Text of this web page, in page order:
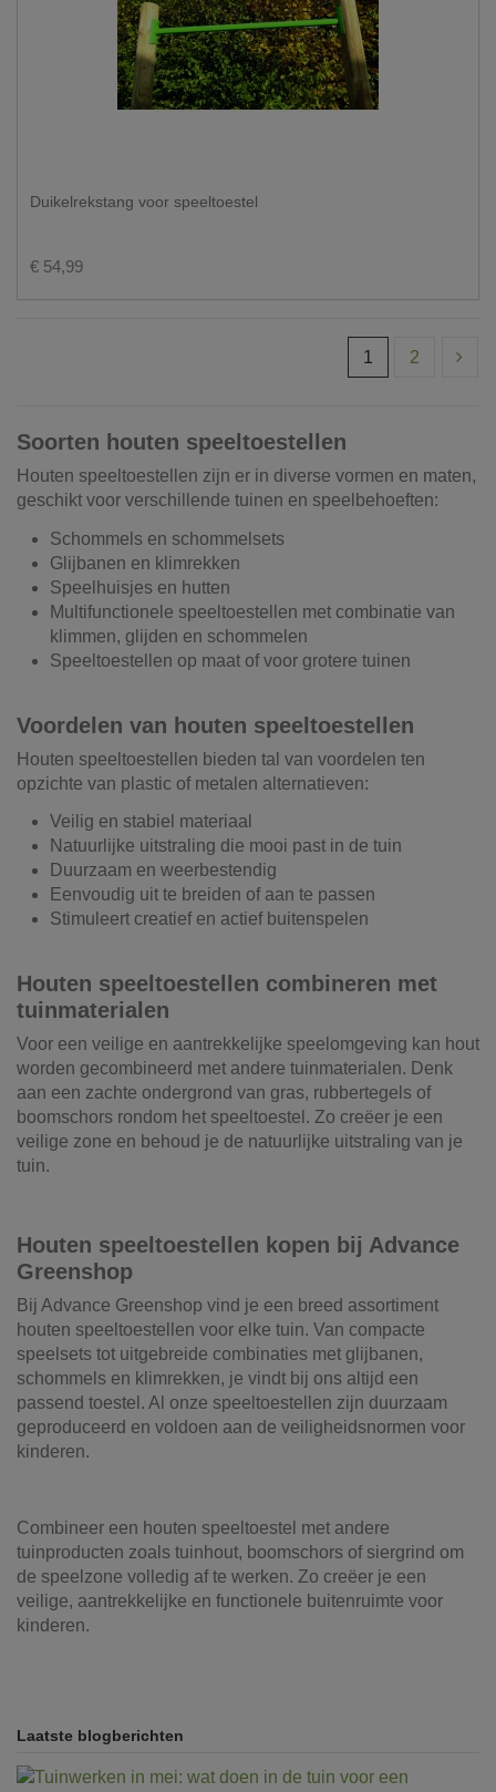
Duikelrekstang voor speeltoestel
€ 54,99
1 2
Soorten houten speeltoestellen
Houten speeltoestellen zijn er in diverse vormen en maten,
geschikt voor verschillende tuinen en speelbehoeften:
Schommels en schommelsets
Glijbanen en klimrekken
Speelhuisjes en hutten
Multifunctionele speeltoestellen met combinatie van
klimmen, glijden en schommelen
Speeltoestellen op maat of voor grotere tuinen
Voordelen van houten speeltoestellen
Houten speeltoestellen bieden tal van voordelen ten
opzichte van plastic of metalen alternatieven:
Veilig en stabiel materiaal
Natuurlijke uitstraling die mooi past in de tuin
Duurzaam en weerbestendig
Eenvoudig uit te breiden of aan te passen
Stimuleert creatief en actief buitenspelen
Houten speeltoestellen combineren met
tuinmaterialen
Voor een veilige en aantrekkelijke speelomgeving kan hout
worden gecombineerd met andere tuinmaterialen. Denk
aan een zachte ondergrond van gras, rubbertegels of
boomschors rondom het speeltoestel. Zo creëer je een
veilige zone en behoud je de natuurlijke uitstraling van je
tuin.
Houten speeltoestellen kopen bij Advance
Greenshop
Bij Advance Greenshop vind je een breed assortiment
houten speeltoestellen voor elke tuin. Van compacte
speelsets tot uitgebreide combinaties met glijbanen,
schommels en klimrekken, je vindt bij ons altijd een
passend toestel. Al onze speeltoestellen zijn duurzaam
geproduceerd en voldoen aan de veiligheidsnormen voor
kinderen.
Combineer een houten speeltoestel met andere
tuinproducten zoals tuinhout, boomschors of siergrind om
de speelzone volledig af te werken. Zo creëer je een
veilige, aantrekkelijke en functionele buitenruimte voor
kinderen.
Laatste blogberichten